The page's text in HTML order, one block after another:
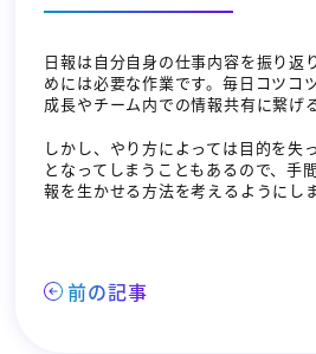
日報は自分自身の仕事内容を振り返
めには必要な作業です。毎日コツコ
成長やチーム内での情報共有に繋げ
しかし、やり方によっては目的を失
となってしまうこともあるので、手
報を生かせる方法を考えるようにし
前の記事